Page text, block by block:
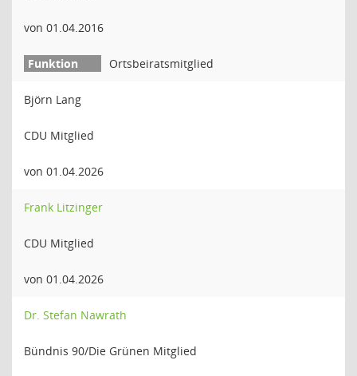
von 01.04.2016
Ortsbeiratsmitglied
Björn Lang
CDU Mitglied
von 01.04.2026
Frank Litzinger
CDU Mitglied
von 01.04.2026
Dr. Stefan Nawrath
Bündnis 90/Die Grünen Mitglied